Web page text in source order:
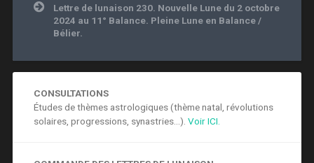
Lettre de lunaison 230. Nouvelle Lune du 2 octobre
2024 au 11° Balance. Pleine Lune en Balance /
Bélier.
CONSULTATIONS
Études de thèmes astrologiques (thème natal, révolutions
solaires, progressions, synastries...). Voir ICI.